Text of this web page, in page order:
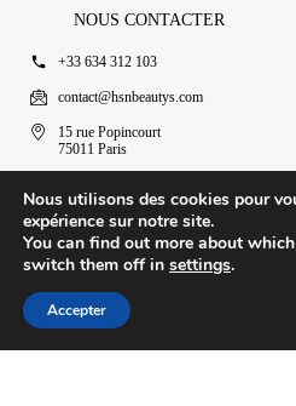
NOUS CONTACTER
+33 634 312 103
contact@hsnbeautys.com
15 rue Popincourt
75011 Paris
Nous utilisons des cookies pour
expérience sur notre site.
You can find out more about
switch them off in settings.
Accepter
Accueil